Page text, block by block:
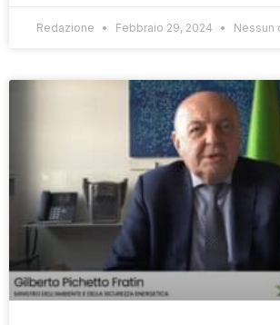
Redazione Febbraio 29, 2024 Nessun